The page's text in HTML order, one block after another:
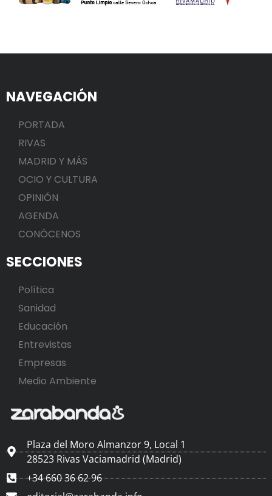
NAVEGACIÓN
PORTADA
RIVAS
MADRID Y MÁS
OCIO Y CULTURA
OPINIÓN
AGENDA
CONÓCENOS
SECCIONES
Política
Sanidad
Educación
Entrevistas
Empresas
Medio Ambiente
Plaza del Moro Almanzor 9, Local 1
28523 Rivas Vaciamadrid (Madrid)
+34 660 36 62 96